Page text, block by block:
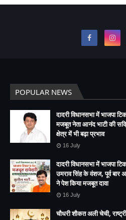
POPULAR NEWS
दादरी विधानसभा में भाजपा
मजबूत नेता आनंद भाटी की
क्षेत्र में भी बढ़ा प्रभाव
दादरी विधानसभा में भाजपा
उमराव सिंह के वंशज, पूर्व बार
ने पेश किया मजबूत दावा
चौधरी शौकत अली चेची,